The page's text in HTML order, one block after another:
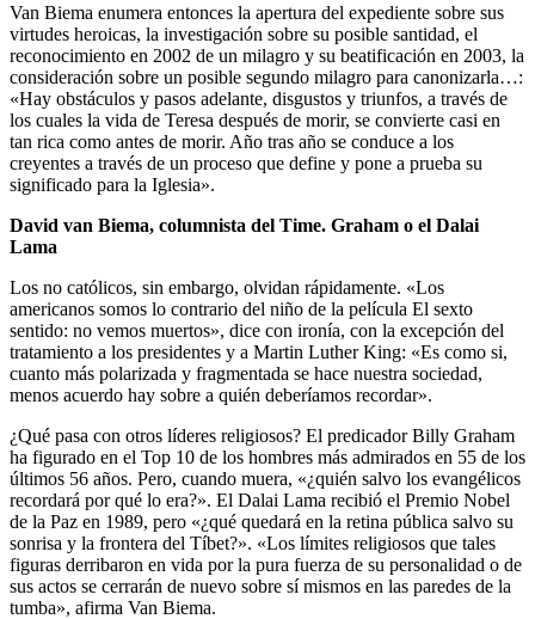
Van Biema enumera entonces la apertura del expediente sobre sus
virtudes heroicas, la investigación sobre su posible santidad, el
reconocimiento en 2002 de un milagro y su beatificación en 2003, la
consideración sobre un posible segundo milagro para canonizarla…:
«Hay obstáculos y pasos adelante, disgustos y triunfos, a través de
los cuales la vida de Teresa después de morir, se convierte casi en
tan rica como antes de morir. Año tras año se conduce a los
creyentes a través de un proceso que define y pone a prueba su
significado para la Iglesia».
David van Biema, columnista del Time. Graham o el Dalai
Lama
Los no católicos, sin embargo, olvidan rápidamente. «Los
americanos somos lo contrario del niño de la película El sexto
sentido: no vemos muertos», dice con ironía, con la excepción del
tratamiento a los presidentes y a Martin Luther King: «Es como si,
cuanto más polarizada y fragmentada se hace nuestra sociedad,
menos acuerdo hay sobre a quién deberíamos recordar».
¿Qué pasa con otros líderes religiosos? El predicador Billy Graham
ha figurado en el Top 10 de los hombres más admirados en 55 de los
últimos 56 años. Pero, cuando muera, «¿quién salvo los evangélicos
recordará por qué lo era?». El Dalai Lama recibió el Premio Nobel
de la Paz en 1989, pero «¿qué quedará en la retina pública salvo su
sonrisa y la frontera del Tíbet?». «Los límites religiosos que tales
figuras derribaron en vida por la pura fuerza de su personalidad o de
sus actos se cerrarán de nuevo sobre sí mismos en las paredes de la
tumba», afirma Van Biema.